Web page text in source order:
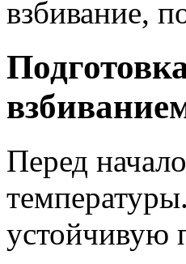
взбивание,
Перед
устойчивую